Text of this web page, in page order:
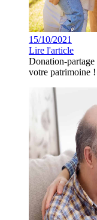
15/10/2021
Lire l'article
Donation-
votre patrimoine !